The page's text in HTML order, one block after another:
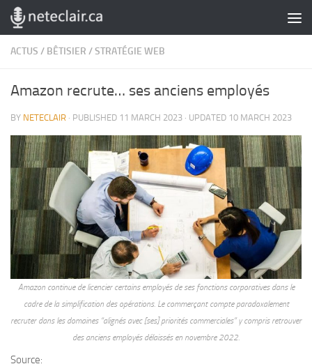
Skip to content
ACTUS / BÊTISIER /STRATÉGIE WEB
Amazon recrute… ses anciens employés
BY NETECLAIR · PUBLISHED 11 MARCH 2023 · UPDATED 10 MARCH 2023
Amazon continue de licencier certains employés de ses fonctions corporatives dans le
cadre de la simplification des opérations. Le commerçant compte paradoxalement
recruter dans les domaines “alignés avec [ses] priorités commerciales” y compris retrouver
des anciens employés délaissés en novembre 2022.
Source: